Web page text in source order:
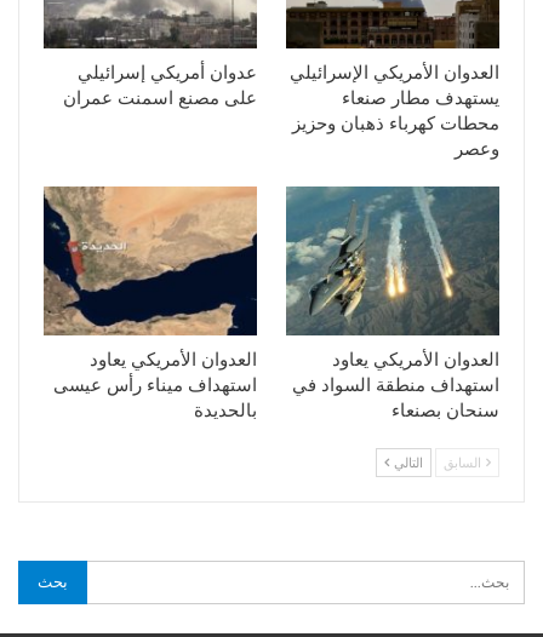
العدوان الأمريكي الإسرائيلي
يستهدف مطار صنعاء
محطات كهرباء ذهبان وحزيز
وعصر
عدوان أمريكي إسرائيلي
على مصنع اسمنت عمران
العدوان الأمريكي يعاود
استهداف منطقة السواد في
سنحان بصنعاء
العدوان الأمريكي يعاود
استهداف ميناء رأس عيسى
بالحديدة
السابق التالي